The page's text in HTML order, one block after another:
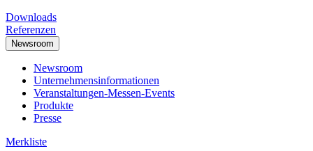
Downloads
Referenzen
Newsroom
Newsroom
Unternehmensinformationen
Veranstaltungen-Messen-Events
Produkte
Presse
Merkliste